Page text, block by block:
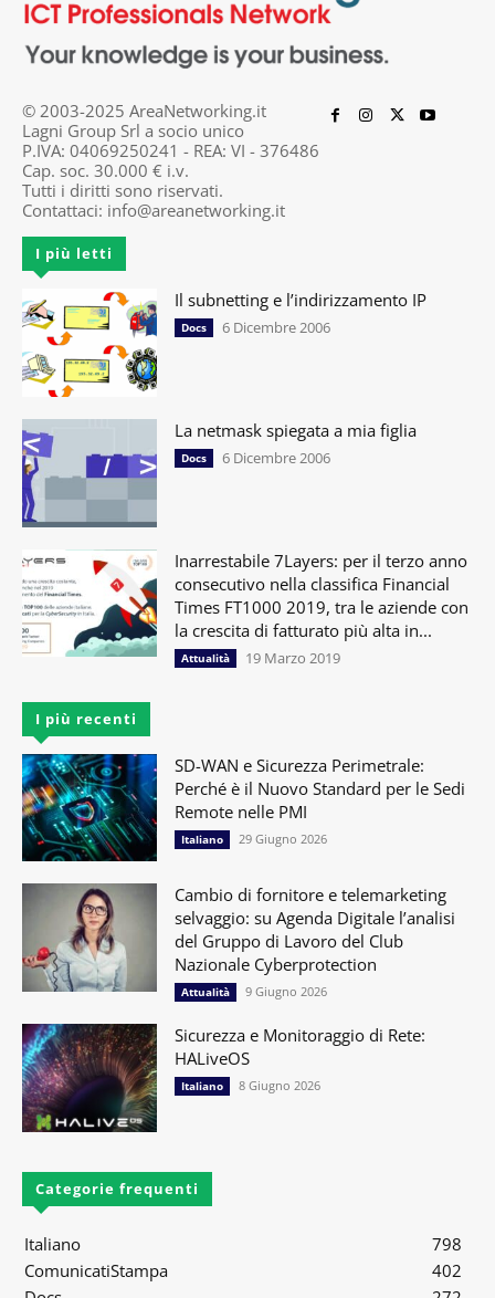
© 2003-2025 AreaNetworking.it
Lagni Group Srl a socio unico
P.IVA: 04069250241 - REA: VI - 376486
Cap. soc. 30.000 € i.v.
Tutti i diritti sono riservati.
Contattaci: info@areanetworking.it
I più letti
Il subnetting e l’indirizzamento IP
Docs 6 Dicembre 2006
La netmask spiegata a mia figlia
Docs 6 Dicembre 2006
Inarrestabile 7Layers: per il terzo anno
consecutivo nella classifica Financial
Times FT1000 2019, tra le aziende con
la crescita di fatturato più alta in...
Attualità 19 Marzo 2019
I più recenti
SD-WAN e Sicurezza Perimetrale:
Perché è il Nuovo Standard per le Sedi
Remote nelle PMI
Italiano 29 Giugno 2026
Cambio di fornitore e telemarketing
selvaggio: su Agenda Digitale l’analisi
del Gruppo di Lavoro del Club
Nazionale Cyberprotection
Attualità 9 Giugno 2026
Sicurezza e Monitoraggio di Rete:
HALiveOS
Italiano 8 Giugno 2026
Categorie frequenti
Italiano
798
ComunicatiStampa
402